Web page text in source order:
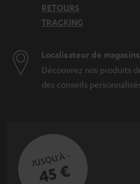
RETOURS
TRACKING
Localisateur de magasins
Découvrez nos produits
des conseils
JUSQU'À -
45 €